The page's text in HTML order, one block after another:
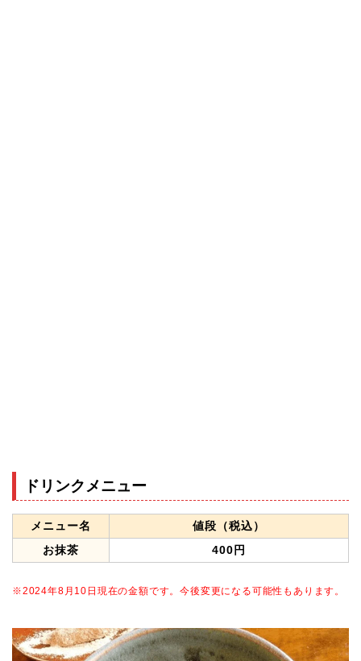
ドリンクメニュー
メニュー名
値段（税込）
お抹茶
400円
※2024年8月10日現在の金額です。今後変更になる可能性もあります。